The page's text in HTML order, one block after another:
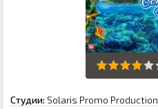
Студии: Solaris Promo Production